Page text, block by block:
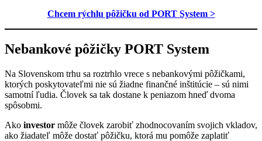
Chcem rýchlu pôžičku od PORT System >
Nebankové pôžičky PORT System
Na Slovenskom trhu sa roztrhlo vrece s nebankovými pôžičkami,
ktorých poskytovateľmi nie sú žiadne finančné inštitúcie – sú nimi
samotní ľudia. Človek sa tak dostane k peniazom hneď dvoma
spôsobmi.
Ako investor môže človek zarobiť zhodnocovaním svojich vkladov,
ako žiadateľ môže dostať pôžičku, ktorá mu pomôže zaplatiť